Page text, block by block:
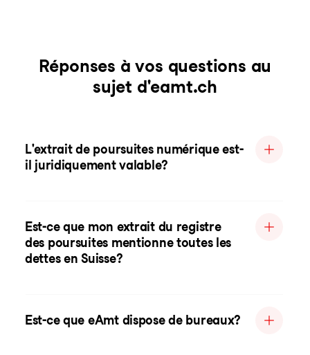
Réponses à vos questions au
sujet d'eamt.ch
L'extrait de poursuites numérique est-
il juridiquement valable?
Est-ce que mon extrait du registre
des poursuites mentionne toutes les
dettes en Suisse?
Est-ce que eAmt dispose de bureaux?